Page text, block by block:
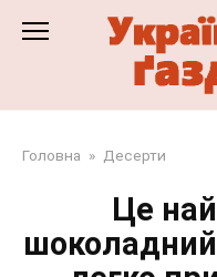
Головна » Десерти
Це